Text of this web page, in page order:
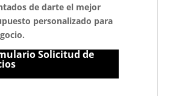
de darte el mejor
personalizado para
Solicitud de